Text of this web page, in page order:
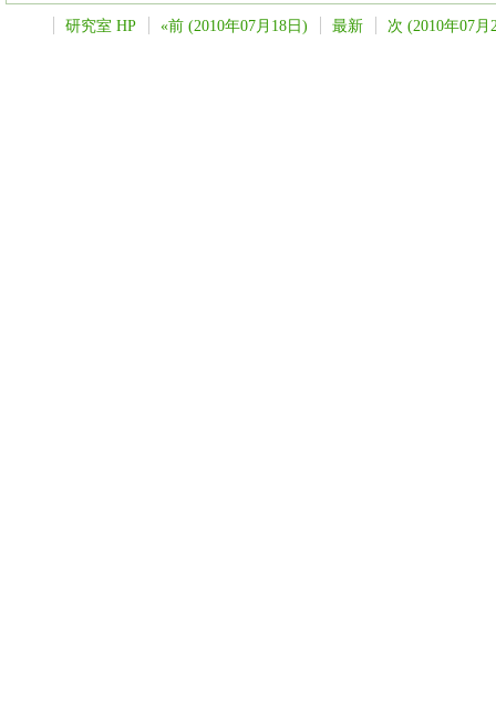
研究室 HP «前 (2010年07月18日) 最新 次 (2010年07月